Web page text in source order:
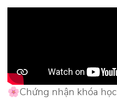
🌸Chứng nhận khóa học